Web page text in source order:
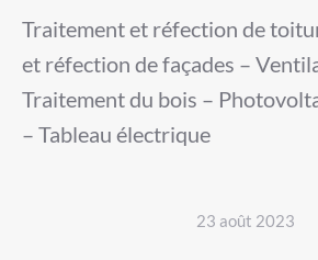
Traitement et réfection de
et réfection de façades –
Traitement du bois –
– Tableau électrique
23 août 2023